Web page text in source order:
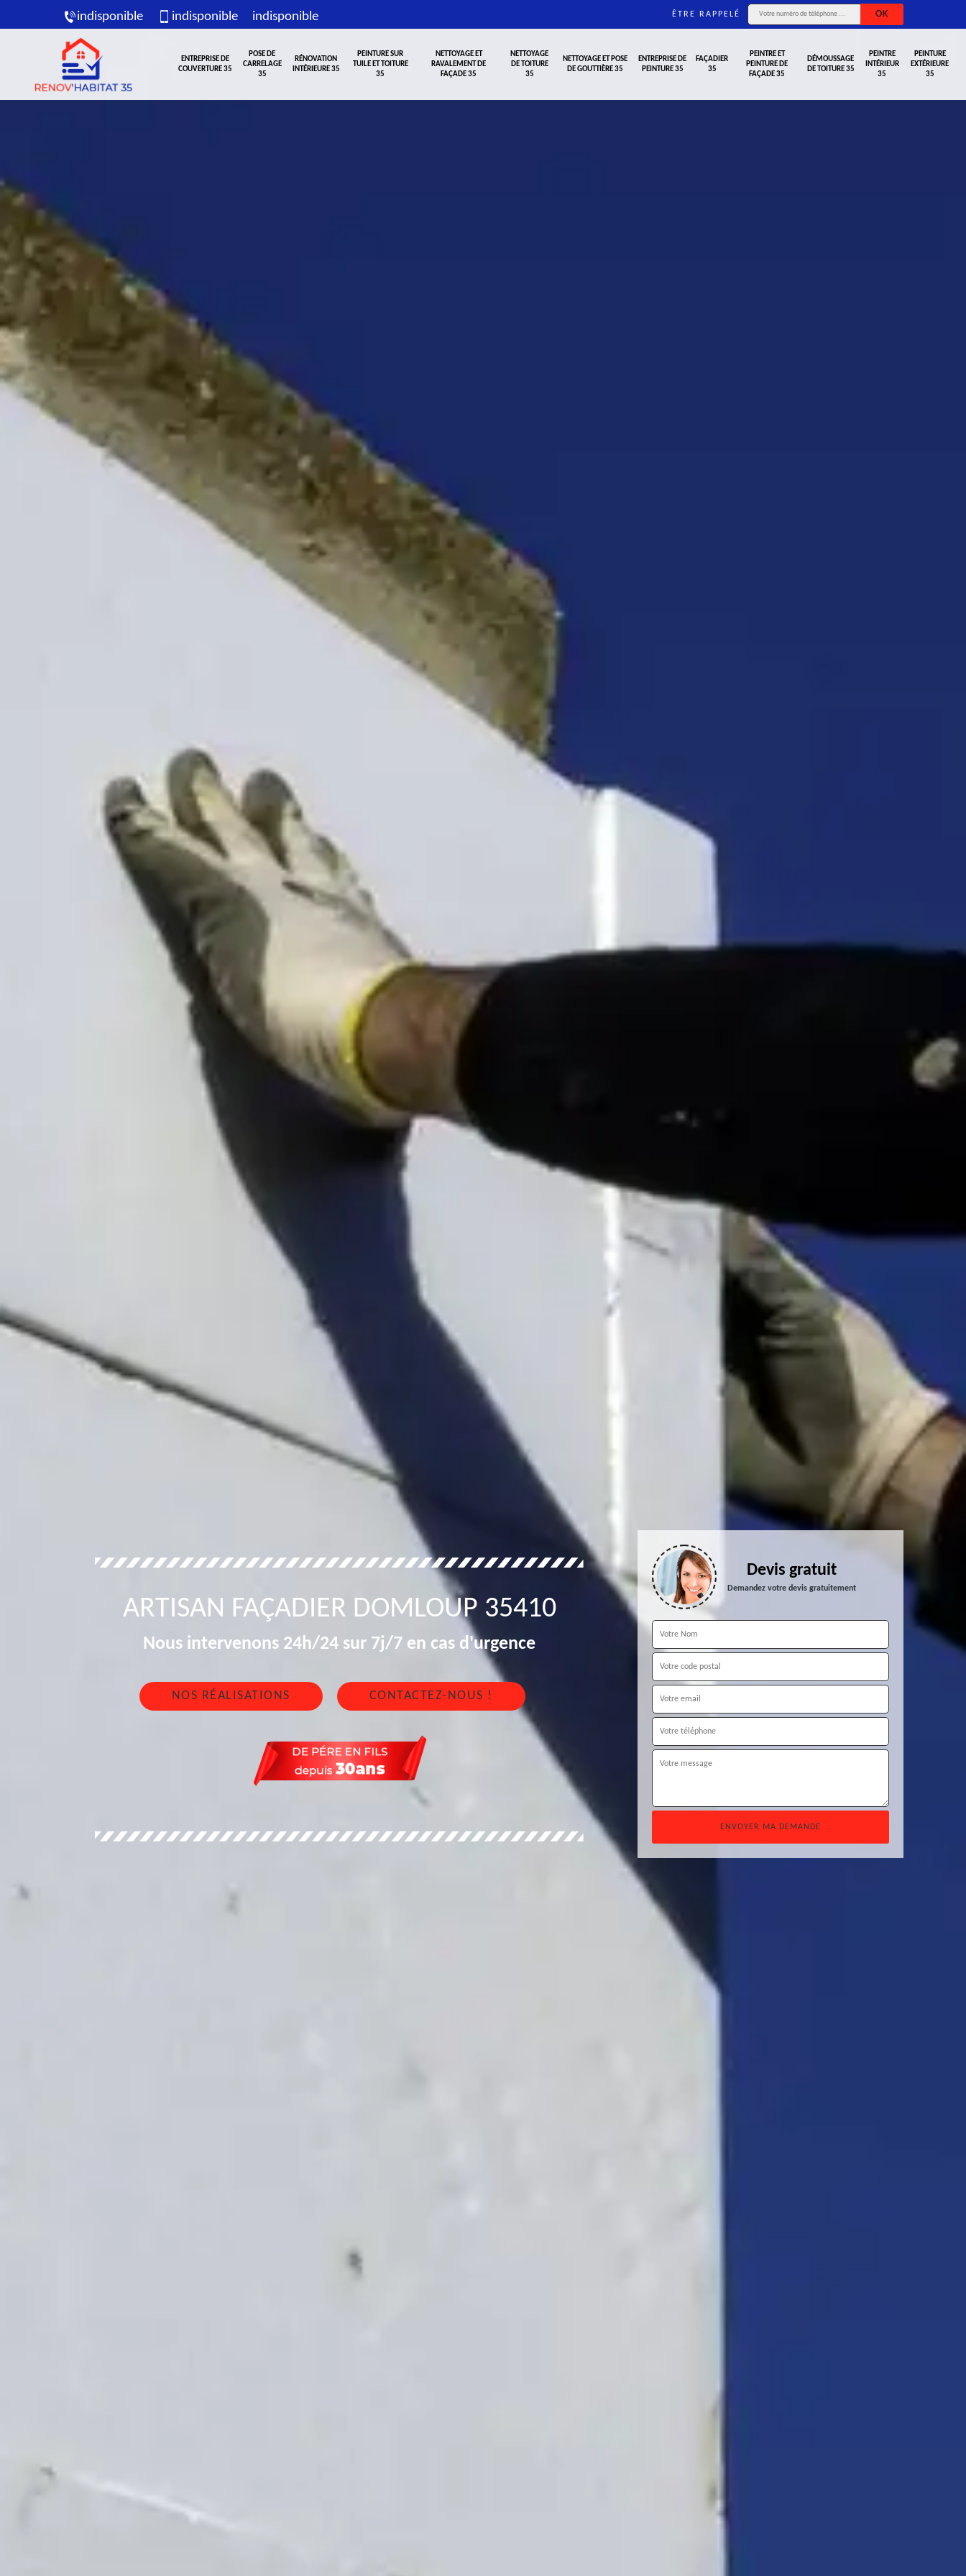
indisponible indisponible indisponible ÊTRE RAPPELÉ
ENTREPRISE DE
COUVERTURE 35
POSE DE
CARRELAGE
35
RÉNOVATION
INTÉRIEURE 35
PEINTURE SUR
TUILE ET TOITURE
35
NETTOYAGE ET
RAVALEMENT DE
FAÇADE 35
NETTOYAGE
DE TOITURE
35
NETTOYAGE ET POSE
DE GOUTTIÈRE 35
ENTREPRISE DE
PEINTURE 35
FAÇADIER
35
PEINTRE ET
PEINTURE DE
FAÇADE 35
DÉMOUSSAGE
DE TOITURE 35
PEINTRE
INTÉRIEUR
35
PEINTURE
EXTÉRIEURE
35
ARTISAN FAÇADIER DOMLOUP 35410
Nous intervenons 24h/24 sur 7j/7 en cas d'urgence
NOS RÉALISATIONS CONTACTEZ-NOUS !
Devis gratuit
Demandez votre devis gratuitement